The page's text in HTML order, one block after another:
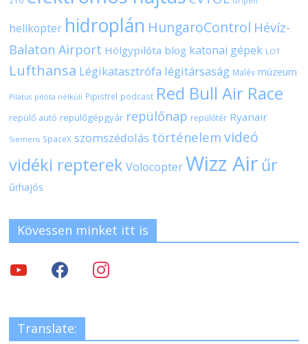
helikopter hidroplán HungaroControl Hévíz-
Balaton Airport Hölgypilóta blog katonai gépek LOT
Lufthansa Légikatasztrófa légitársaság Malév múzeum
Pilatus pilóta nélküli Pipistrel podcast Red Bull Air Race
repülő autó repülőgépgyár repülőnap repülőtér Ryanair
Siemens SpaceX szomszédolás történelem videó
vidéki repterek Volocopter Wizz Air űr
űrhajós
Kövessen minket itt is
Translate: